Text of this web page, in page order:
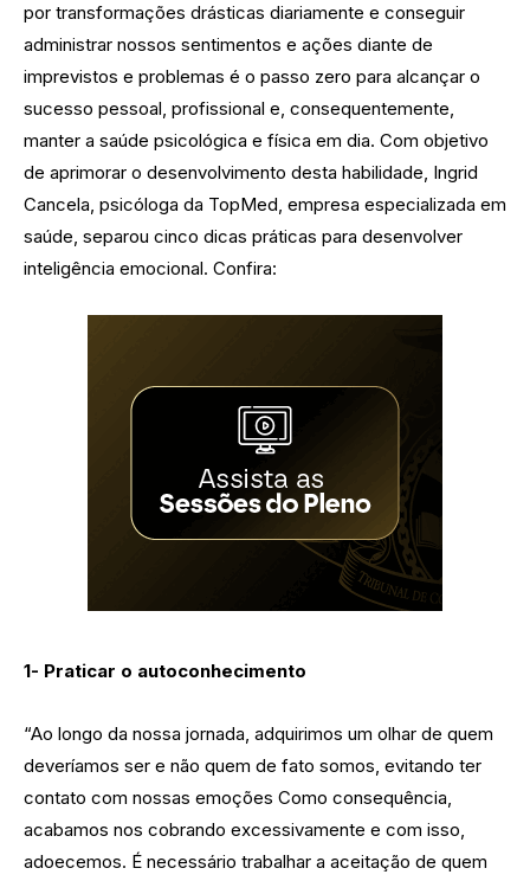
por transformações drásticas diariamente e conseguir
administrar nossos sentimentos e ações diante de
imprevistos e problemas é o passo zero para alcançar o
sucesso pessoal, profissional e, consequentemente,
manter a saúde psicológica e física em dia. Com objetivo
de aprimorar o desenvolvimento desta habilidade, Ingrid
Cancela, psicóloga da TopMed, empresa especializada em
saúde, separou cinco dicas práticas para desenvolver
inteligência emocional. Confira:
1- Praticar o autoconhecimento
“Ao longo da nossa jornada, adquirimos um olhar de quem
deveríamos ser e não quem de fato somos, evitando ter
contato com nossas emoções Como consequência,
acabamos nos cobrando excessivamente e com isso,
adoecemos. É necessário trabalhar a aceitação de quem